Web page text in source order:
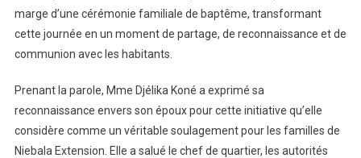
marge d’une cérémonie familiale de baptême, transformant
cette journée en un moment de partage, de reconnaissance et de
communion avec les habitants.
Prenant la parole, Mme Djélika Koné a exprimé sa
reconnaissance envers son époux pour cette initiative qu’elle
considère comme un véritable soulagement pour les familles de
Niebala Extension. Elle a salué le chef de quartier, les autorités